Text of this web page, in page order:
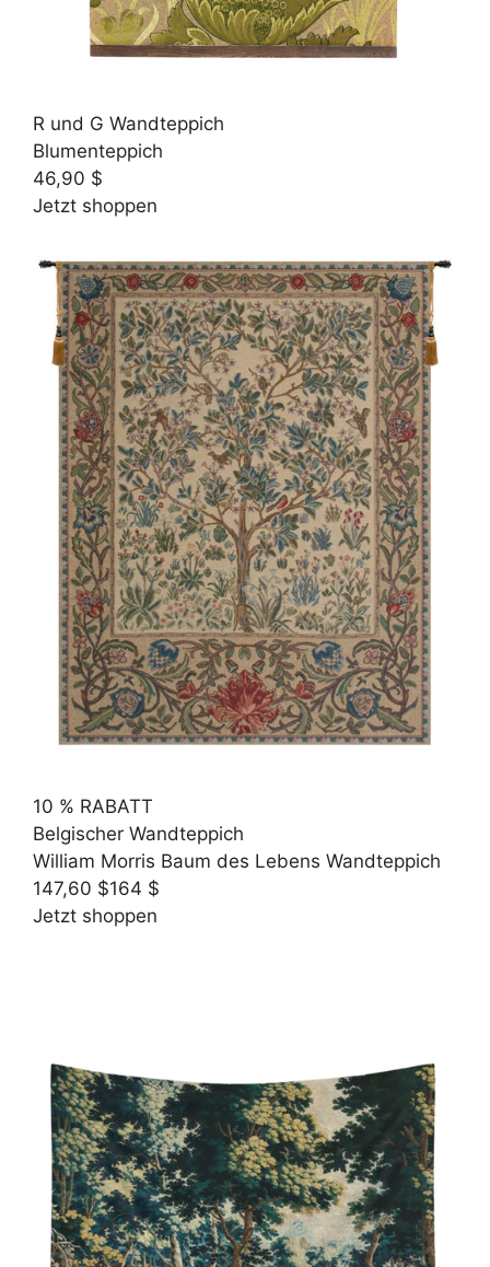
R und G Wandteppich
Blumenteppich
46,90 $
Jetzt shoppen
10 % RABATT
Belgischer Wandteppich
William Morris Baum des Lebens Wandteppich
147,60 $164 $
Jetzt shoppen